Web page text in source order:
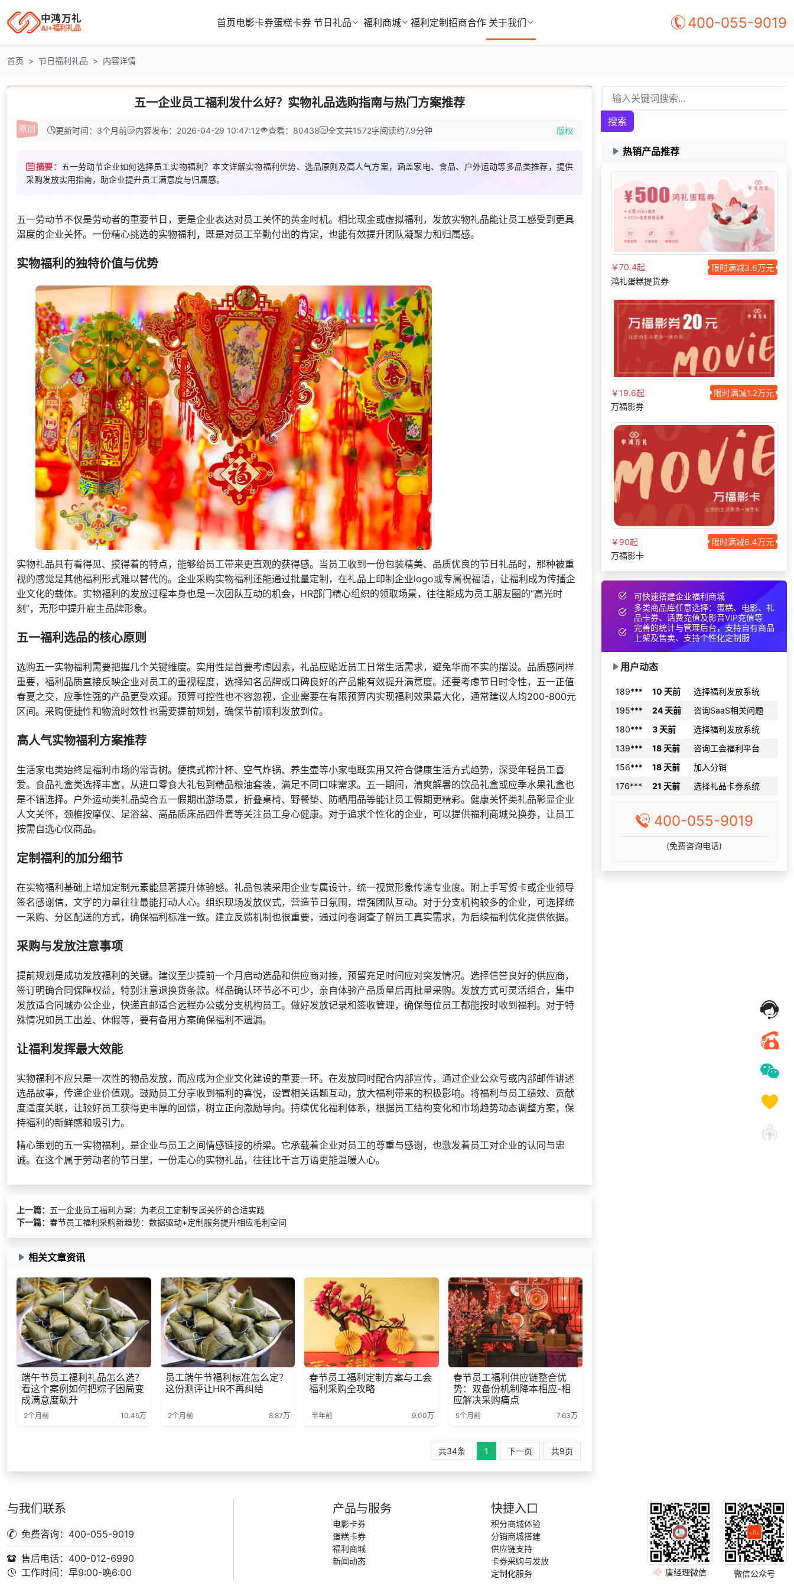
中鸿万礼
AI+福利礼品 首页电影卡券蛋糕卡券 节日礼品 福利商城 福利定制 招商合作 关于我们 400-055-9019
首页 节日福利礼品 内容详情
五一企业员工福利发什么好？实物礼品选购指南与热门方案推荐
更新时间：3个月前 内容发布：2026-04-29 10:47:12 查看：80438 全文共1572字阅读约7.9分钟 版权
摘要： 五一劳动节企业如何选择员工实物福利？本文详解实物福利优势、选品原则及高人气方案，涵盖家电、食品、户外运动等多品类推荐，提供
采购发放实用指南，助企业提升员工满意度与归属感。
五一劳动节不仅是劳动者的重要节日，更是企业表达对员工关怀的黄金时机。相比现金或虚拟福利，发放实物礼品能让员工感受到更具
温度的企业关怀。一份精心挑选的实物福利，既是对员工辛勤付出的肯定，也能有效提升团队凝聚力和归属感。
实物福利的独特价值与优势
实物礼品具有看得见、摸得着的特点，能够给员工带来更直观的获得感。当员工收到一份包装精美、品质优良的节日礼品时，那种被重
视的感觉是其他福利形式难以替代的。企业采购实物福利还能通过批量定制，在礼品上印制企业logo或专属祝福语，让福利成为传播企
业文化的载体。实物福利的发放过程本身也是一次团队互动的机会，HR部门精心组织的领取场景，往往能成为员工朋友圈的“高光时
刻”，无形中提升雇主品牌形象。
五一福利选品的核心原则
选购五一实物福利需要把握几个关键维度。实用性是首要考虑因素，礼品应贴近员工日常生活需求，避免华而不实的摆设。品质感同样
重要，福利品质直接反映企业对员工的重视程度，选择知名品牌或口碑良好的产品能有效提升满意度。还要考虑节日时令性，五一正值
春夏之交，应季性强的产品更受欢迎。预算可控性也不容忽视，企业需要在有限预算内实现福利效果最大化，通常建议人均200-800元
区间。采购便捷性和物流时效性也需要提前规划，确保节前顺利发放到位。
高人气实物福利方案推荐
生活家电类始终是福利市场的常青树。便携式榨汁杯、空气炸锅、养生壶等小家电既实用又符合健康生活方式趋势，深受年轻员工喜
爱。食品礼盒类选择丰富，从进口零食大礼包到精品粮油套装，满足不同口味需求。五一期间，清爽解暑的饮品礼盒或应季水果礼盒也
是不错选择。户外运动类礼品契合五一假期出游场景，折叠桌椅、野餐垫、防晒用品等能让员工假期更精彩。健康关怀类礼品彰显企业
人文关怀，颈椎按摩仪、足浴盆、高品质床品四件套等关注员工身心健康。对于追求个性化的企业，可以提供福利商城兑换券，让员工
按需自选心仪商品。
定制福利的加分细节
在实物福利基础上增加定制元素能显著提升体验感。礼品包装采用企业专属设计，统一视觉形象传递专业度。附上手写贺卡或企业领导
签名感谢信，文字的力量往往最能打动人心。组织现场发放仪式，营造节日氛围，增强团队互动。对于分支机构较多的企业，可选择统
一采购、分区配送的方式，确保福利标准一致。建立反馈机制也很重要，通过问卷调查了解员工真实需求，为后续福利优化提供依据。
采购与发放注意事项
提前规划是成功发放福利的关键。建议至少提前一个月启动选品和供应商对接，预留充足时间应对突发情况。选择信誉良好的供应商，
签订明确合同保障权益，特别注意退换货条款。样品确认环节必不可少，亲自体验产品质量后再批量采购。发放方式可灵活组合，集中
发放适合同城办公企业，快递直邮适合远程办公或分支机构员工。做好发放记录和签收管理，确保每位员工都能按时收到福利。对于特
殊情况如员工出差、休假等，要有备用方案确保福利不遗漏。
让福利发挥最大效能
实物福利不应只是一次性的物品发放，而应成为企业文化建设的重要一环。在发放同时配合内部宣传，通过企业公众号或内部邮件讲述
选品故事，传递企业价值观。鼓励员工分享收到福利的喜悦，设置相关话题互动，放大福利带来的积极影响。将福利与员工绩效、贡献
度适度关联，让较好员工获得更丰厚的回馈，树立正向激励导向。持续优化福利体系，根据员工结构变化和市场趋势动态调整方案，保
持福利的新鲜感和吸引力。
精心策划的五一实物福利，是企业与员工之间情感链接的桥梁。它承载着企业对员工的尊重与感谢，也激发着员工对企业的认同与忠
诚。在这个属于劳动者的节日里，一份走心的实物礼品，往往比千言万语更能温暖人心。
上一篇： 五一企业员工福利方案：为老员工定制专属关怀的合适实践
下一篇： 春节员工福利采购新趋势：数据驱动+定制服务提升相应毛利空间
相关文章资讯
端午节员工福利礼品怎么选？
看这个案例如何把粽子困局变
成满意度飙升
2个月前 10.45万
员工端午节福利标准怎么定？
这份测评让HR不再纠结
2个月前 8.87万
春节员工福利定制方案与工会
福利采购全攻略
半年前 9.00万
春节员工福利供应链整合优
势：双备份机制降本相应-相
应解决采购痛点
5个月前 7.63万
共34条 1 下一页 共9页
搜索
热销产品推荐
￥70.4起
限时满减3.6万元
鸿礼蛋糕提货券
￥19.6起
限时满减1.2万元
万福影券
￥90起
限时满减6.4万元
万福影卡
可快速搭建企业福利商城
多类商品库任意选择：蛋糕、电影、礼
品卡券、话费充值及影音VIP充值等
完善的统计与管理后台，支持自有商品
上架及售卖、支持个性化定制服
用户动态
139*** 18 天前
咨询工会福利平台
156***
加入分销
176***
21 天前
选择礼品卡券系统
135***
8 天前 加入礼品平台
152***
获取礼品采购供应链
资料
188***
22 天前
加入分销
130***
申请按需体验系统
138***
166***
2 天前
咨询SaaS相关问题
195***
14 天前
了解福利商城平台
180***
21 天前
选择定制礼品商城
171***
18 天前
获取弹性福利资料
195***
24 天前
咨询SaaS相关问题
180***
3 天前
选择福利发放系统
139***
18 天前
咨询工会福利平台
156***
18 天前
加入分销
176***
21 天前
选择礼品卡券系统
135***
8 天前 加入礼品平台
152*** 21 天前
资料
188***
22 天前
加入分销
咨询SaaS相关问题
139***
156***
176***
21 天前
152*** 21 天前
获取礼品采购供应链
资料
188***
22 天前
加入分销
130***
5 小时前
申请按需体验系统
138***
17 天前
选择了礼品提货系统
166***
咨询SaaS相关问题
195***
14 天前
180***
21 天前
选择定制礼品商城
171***
18 天前
获取弹性福利资料
了解福利商城平台
10 天前
选择福利发放系统
195***
24 天前
咨询SaaS相关问题
180***
选择福利发放系统
400-055-9019
(免费咨询电话)
与我们联系
免费咨询：400-055-9019
售后电话：400-012-6990
工作时间：早9:00-晚6:00
产品与服务
电影卡券
蛋糕卡券
福利商城
新闻动态
快捷入口
积分商城体验
分销商城搭建
供应链支持
卡券采购与发放
定制化服务
唐经理微信 微信公众号